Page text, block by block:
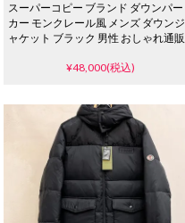
スーパーコピー ブランド ダウンパー
カー モンクレール風 メンズ ダウンジ
ャケット ブラック 男性 おしゃれ通販
¥48,000(税込)